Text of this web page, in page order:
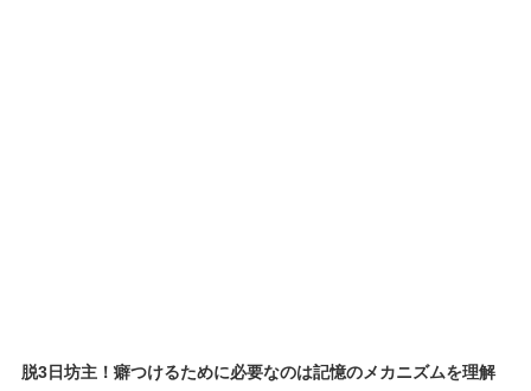
脱3日坊主！癖つけるために必要なのは記憶のメカニズムを理解